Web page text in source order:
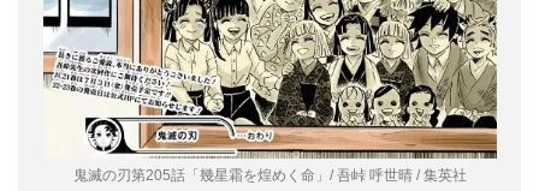
鬼滅の刃第205話「幾星霜を煌めく命」/ 吾峠 呼世晴 / 集英社